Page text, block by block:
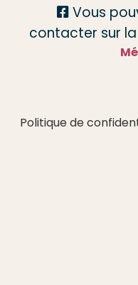
 Vous
contacter sur
Politique de